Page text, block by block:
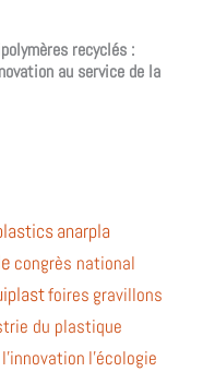
recyclés :
au service de la
anarpla
congrès national
foires gravillons
du plastique
l'innovation l'écologie